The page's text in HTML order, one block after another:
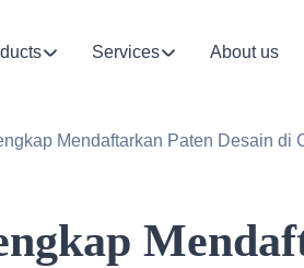
Services About us
Mendaftarkan Paten Desain di